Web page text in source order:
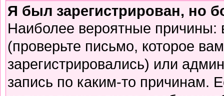
Я был зарегистрирован, но
Наиболее вероятные причины:
(проверьте письмо, которое
зарегистрировались) или
запись по каким-то причинам.